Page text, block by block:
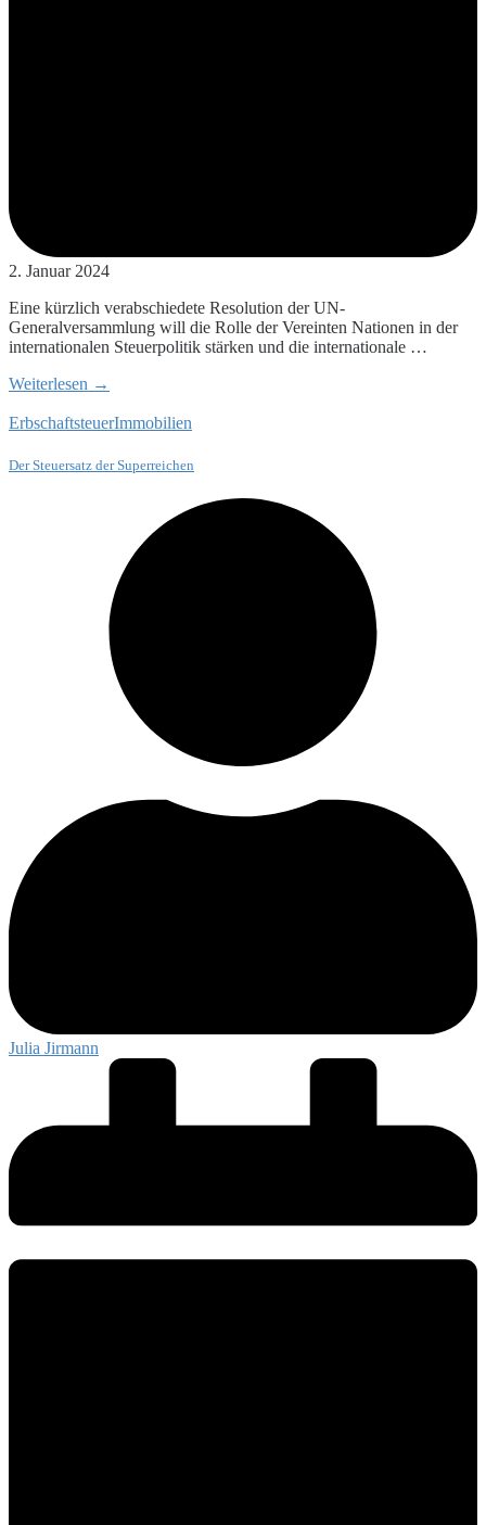
2. Januar 2024
Eine kürzlich verabschiedete Resolution der UN-
Generalversammlung will die Rolle der Vereinten Nationen in der
internationalen Steuerpolitik stärken und die internationale …
Weiterlesen →
ErbschaftsteuerImmobilien
Der Steuersatz der Superreichen
Julia Jirmann